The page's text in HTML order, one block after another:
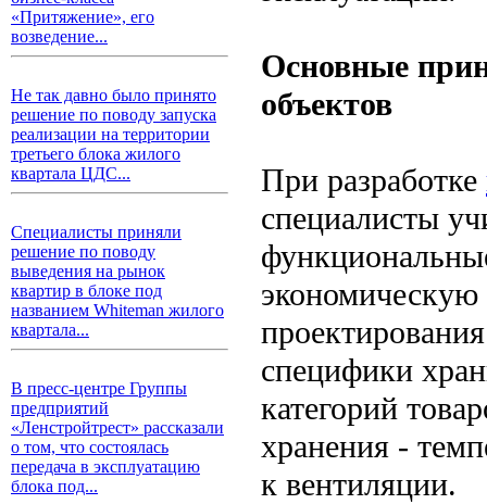
«Притяжение», его
возведение...
Не так давно было принято
решение по поводу запуска
реализации на территории
третьего блока жилого
квартала ЦДС...
Специалисты приняли
решение по поводу
выведения на рынок
квартир в блоке под
названием Whiteman жилого
квартала...
В пресс-центре Группы
предприятий
«Ленстройтрест» рассказали
о том, что состоялась
передача в эксплуатацию
блока под...
Основные
объектов
При разработке
специалисты
экономическую
специфики
категорий
хранения -
к вентиляции.